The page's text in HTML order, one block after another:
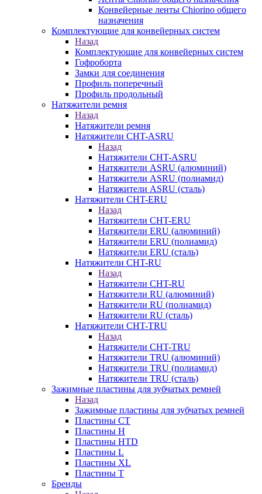
Конвейерные ленты Chiorino общего
назначения
Комплектующие для конвейерных систем
Назад
Комплектующие для конвейерных систем
Гофроборта
Замки для соединения
Профиль поперечный
Профиль продольный
Натяжители ремня
Назад
Натяжители ремня
Натяжители CHT-ASRU
Назад
Натяжители CHT-ASRU
Натяжители ASRU (алюминий)
Натяжители ASRU (полиамид)
Натяжители ASRU (сталь)
Натяжители CHT-ERU
Назад
Натяжители CHT-ERU
Натяжители ERU (алюминий)
Натяжители ERU (полиамид)
Натяжители ERU (сталь)
Натяжители CHT-RU
Назад
Натяжители CHT-RU
Натяжители RU (алюминий)
Натяжители RU (полиамид)
Натяжители RU (сталь)
Натяжители CHT-TRU
Назад
Натяжители CHT-TRU
Натяжители TRU (алюминий)
Натяжители TRU (полиамид)
Натяжители TRU (сталь)
Зажимные пластины для зубчатых ремней
Назад
Зажимные пластины для зубчатых ремней
Пластины CT
Пластины H
Пластины HTD
Пластины L
Пластины XL
Пластины T
Бренды